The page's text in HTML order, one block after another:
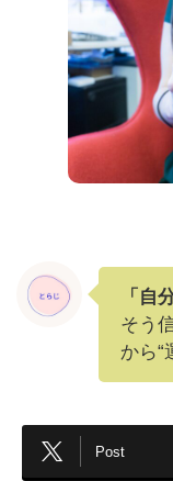
「自
そう
から“
Post